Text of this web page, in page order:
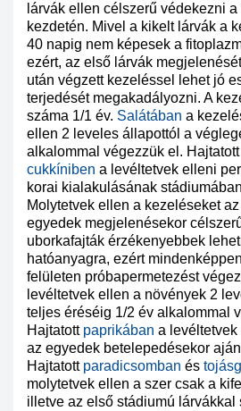
lárvák ellen célszerű védekezni
kezdetén. Mivel a kikelt lárvák a
40 napig nem képesek a
ezért, az első lárvák
után végzett kezeléssel lehet jó
terjedését megakadályozni. A
száma 1/1 év. Salátában a
ellen 2 leveles állapottól a
alkalommal végezzük el. Hajtatott
cukkíniben a levéltetvek elleni
korai kialakulásának
Molytetvek ellen a kezeléseket
egyedek megjelenésekor
uborkafajták érzékenyebbek
hatóanyagra, ezért
felületen próbapermetezést
levéltetvek ellen a növények 2
teljes éréséig 1/2 év alkalommal
Hajtatott paprikában a
az egyedek betelepedésekor
Hajtatott paradicsomban és
molytetvek ellen a szer csak a
illetve az első stádiumú lárvákkal